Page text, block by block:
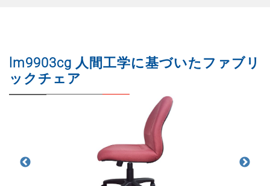
lm9903cg 人間工学に基づいたファブリ
ックチェア